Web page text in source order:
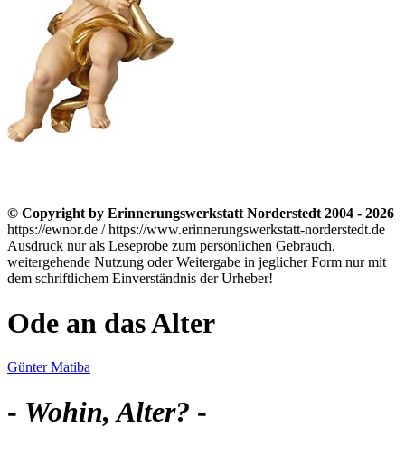
© Copyright by Erinnerungswerkstatt Norderstedt 2004 - 2026
https://ewnor.de / https://www.erinnerungswerkstatt-norderstedt.de
Ausdruck nur als Leseprobe zum persönlichen Gebrauch,
weitergehende Nutzung oder Weitergabe in jeglicher Form nur mit
dem schriftlichem Einverständnis der Urheber!
Ode an das Alter
Günter Matiba
- Wohin, Alter? -